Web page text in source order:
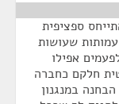
ספציפית
שעושות
אפילו
חלקם כחברה
במנגנון